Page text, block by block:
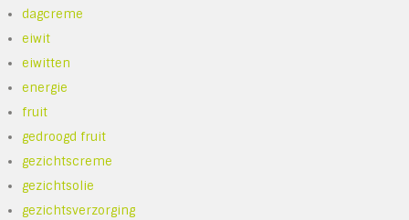
dagcreme
eiwit
eiwitten
energie
fruit
gedroogd fruit
gezichtscreme
gezichtsolie
gezichtsverzorging